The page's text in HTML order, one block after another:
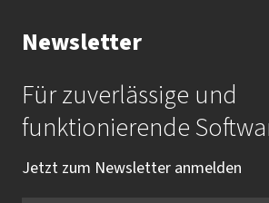
Ihr Kontakt zur Akademie
Frau Katrin Krauß
Mail: akademie@imbus.de
Tel.:
+49 9131 / 7518-750
Newsletter
Für zuverlässige und
funktionierende
Jetzt zum Newsletter anmelden